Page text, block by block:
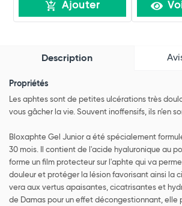
Ajouter
Description
Propriétés
Les aphtes sont de petites ulcérations très
vous gâcher la vie. Souvent inoffensifs, ils n’en
Bloxaphte Gel Junior a été spécialement
30 mois. Il contient de l'acide hyaluronique au
forme un film protecteur sur l'aphte qui va
douleur et protéger la lésion favorisant ainsi la
vera aux vertus apaisantes, cicatrisantes et
de Damas pour un effet décongestionnant, elle